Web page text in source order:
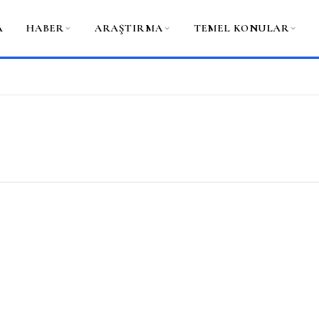
HABER ARAŞTIRMA TEMEL KONULAR